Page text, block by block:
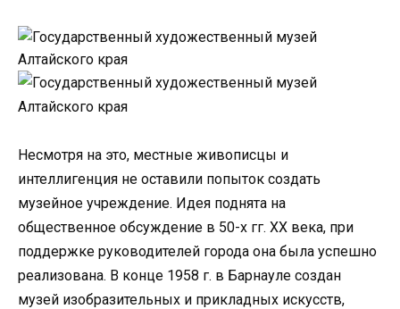
Несмотря на это, местные живописцы и
интеллигенция не оставили попыток создать
музейное учреждение. Идея поднята на
общественное обсуждение в 50-х гг. XX века, при
поддержке руководителей города она была успешно
реализована. В конце 1958 г. в Барнауле создан
музей изобразительных и прикладных искусств,